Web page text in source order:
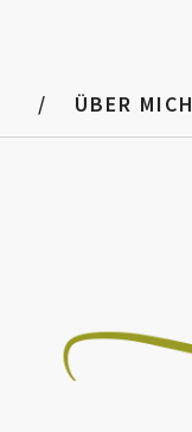
ÜBER MICH